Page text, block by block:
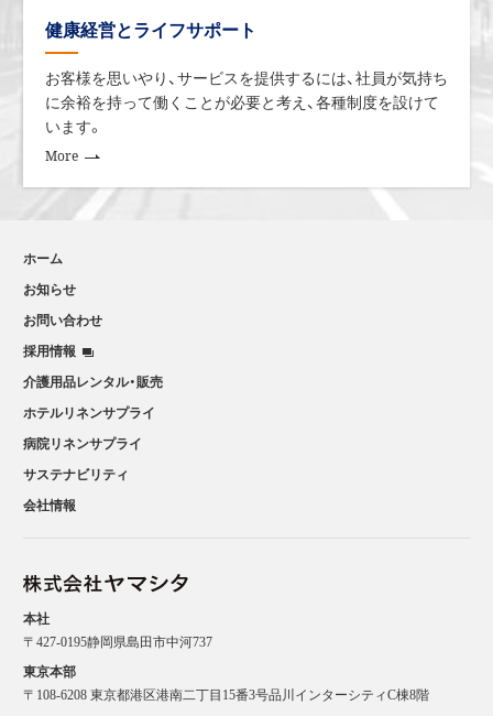
健康経営とライフサポート
お客様を思いやり、サービスを提供するには、社員が気持ち
に余裕を持って働くことが必要と考え、各種制度を設けて
います。
More
本社
〒427-0195静岡県島田市中河737
東京本部
〒108-6208 東京都港区港南二丁目15番3号品川インターシティC棟8階
ホーム
お知らせ
お問い合わせ
採用情報
介護用品レンタル・販売
ホテルリネンサプライ
病院リネンサプライ
サステナビリティ
会社情報